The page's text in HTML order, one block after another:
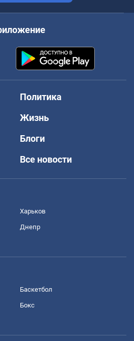
Политика
Жизнь
Блоги
Все новости
Харьков
Днепр
Баскетбол
Бокс